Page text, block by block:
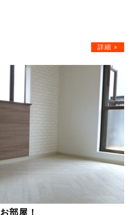
部屋！